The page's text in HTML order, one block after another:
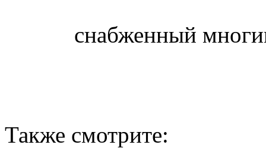
снабженный
Также смотрите: